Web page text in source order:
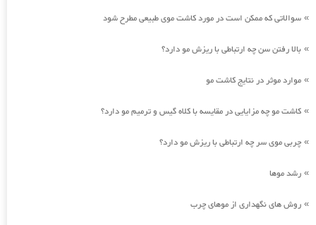
» سوالاتی که ممکن است در مورد کاشت موی طبیعی مطرح شود
» بالا رفتن سن چه ارتباطی با ریزش مو دارد؟
» موارد موثر در نتایج کاشت مو
» کاشت مو چه مزایایی در مقایسه با کلاه گیس و ترمیم مو دارد؟
» چربی موی سر چه ارتباطی با ریزش مو دارد؟
» رشد موها
» روش های نگهداری از موهای چرب